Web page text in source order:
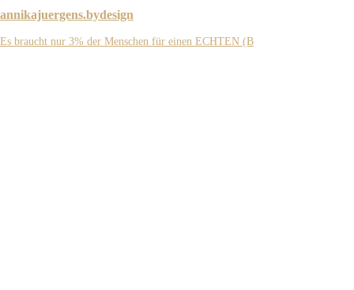
annikajuergens.bydesign
Es braucht nur 3% der Menschen für einen ECHTEN (B